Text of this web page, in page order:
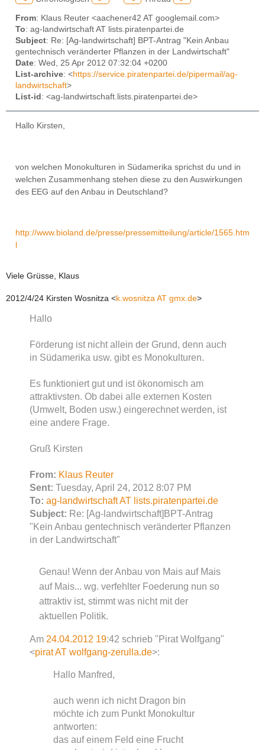
From: Klaus Reuter <aachener42 AT googlemail.com>
To: ag-landwirtschaft AT lists.piratenpartei.de
Subject: Re: [Ag-landwirtschaft] BPT-Antrag "Kein Anbau
gentechnisch veränderter Pflanzen in der Landwirtschaft"
Date: Wed, 25 Apr 2012 07:32:04 +0200
List-archive: <https://service.piratenpartei.de/pipermail/ag-
landwirtschaft>
List-id : <ag-landwirtschaft.lists.piratenpartei.de>
Hallo Kirsten,
von welchen Monokulturen in Südamerika sprichst du und in
welchen Zusammenhang stehen diese zu den Auswirkungen
des EEG auf den Anbau in Deutschland?
http://www.bioland.de/presse/pressemitteilung/article/1565.htm
Viele Grüsse, Klaus
2012/4/24 Kirsten Wosnitza <k.wosnitza AT gmx.de>
Hallo
Förderung ist nicht allein der Grund, denn auch
in Südamerika usw. gibt es Monokulturen.
Es funktioniert gut und ist ökonomisch am
attraktivsten. Ob dabei alle externen Kosten
(Umwelt, Boden usw.) eingerechnet werden, ist
eine andere Frage.
Gruß Kirsten
From: Klaus Reuter
Sent: Tuesday, April 24, 2012 8:07 PM
To: ag-landwirtschaft AT lists.piratenpartei.de
Subject: Re: [Ag-landwirtschaft]BPT-Antrag
"Kein Anbau gentechnisch veränderter Pflanzen
in der Landwirtschaft"
Genau! Wenn der Anbau von Mais auf Mais
auf Mais... wg. verfehlter Foederung nun so
attraktiv ist, stimmt was nicht mit der
aktuellen Politik.
Am 24.04.2012 19:42 schrieb "Pirat Wolfgang"
<pirat AT wolfgang-zerulla.de>:
Hallo Manfred,
auch wenn ich nicht Dragon bin
möchte ich zum Punkt Monokultur
antworten:
das auf einem Feld eine Frucht